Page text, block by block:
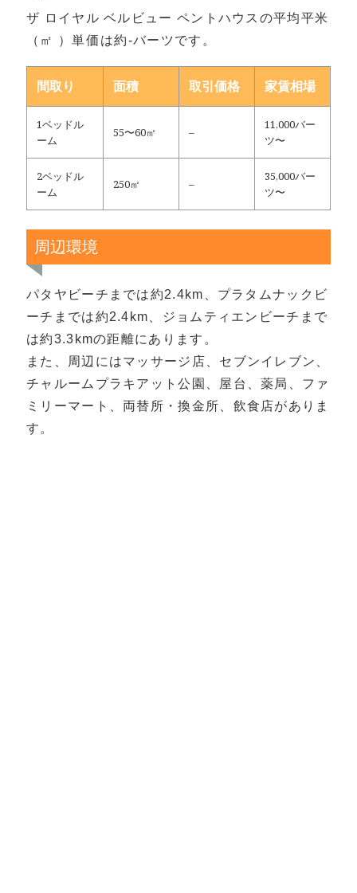
ザ ロイヤル ベルビュー ペントハウスの平均平米
（㎡ ）単価は約-バーツです。
間取り 面積 取引価格 家賃相場
1ベッドル
ーム
55〜60㎡ –
11,000バー
ツ〜
2ベッドル
ーム
250㎡ –
35,000バー
ツ〜
周辺環境
パタヤビーチまでは約2.4km、プラタムナックビ
ーチまでは約2.4km、ジョムティエンビーチまで
は約3.3kmの距離にあります。
また、周辺にはマッサージ店、セブンイレブン、
チャルームプラキアット公園、屋台、薬局、ファ
ミリーマート、両替所・換金所、飲食店がありま
す。